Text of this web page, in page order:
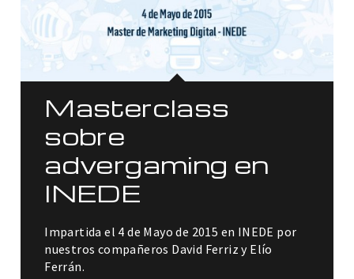
Masterclass
sobre
advergaming en
INEDE
Impartida el 4 de Mayo de 2015 en INEDE por
nuestros compañeros David Ferriz y Elío
Ferrán.